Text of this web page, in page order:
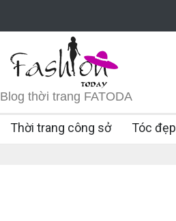
Blog thời trang FATODA
Thời trang công sở Tóc đẹp